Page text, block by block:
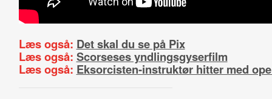
Læs også: Det skal du se på Pix
Læs også: Scorseses yndlingsgyserfilm
Læs også: Eksorcisten-instruktør hitter med